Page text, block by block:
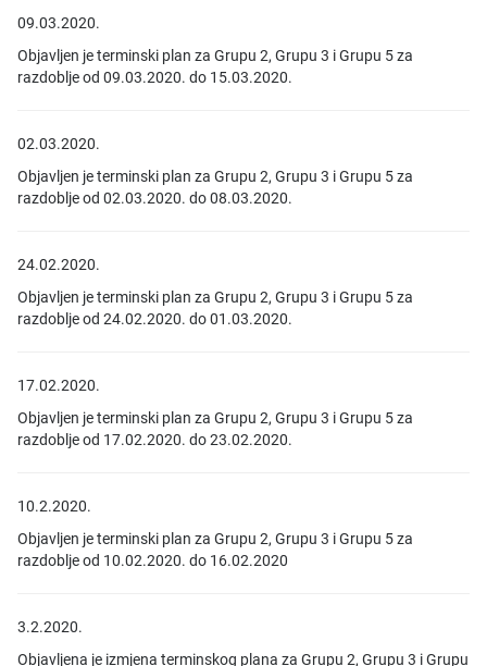
09.03.2020.
Objavljen je terminski plan za Grupu 2, Grupu 3 i Grupu 5 za
razdoblje od 09.03.2020. do 15.03.2020.
02.03.2020.
Objavljen je terminski plan za Grupu 2, Grupu 3 i Grupu 5 za
razdoblje od 02.03.2020. do 08.03.2020.
24.02.2020.
Objavljen je terminski plan za Grupu 2, Grupu 3 i Grupu 5 za
razdoblje od 24.02.2020. do 01.03.2020.
17.02.2020.
Objavljen je terminski plan za Grupu 2, Grupu 3 i Grupu 5 za
razdoblje od 17.02.2020. do 23.02.2020.
10.2.2020.
Objavljen je terminski plan za Grupu 2, Grupu 3 i Grupu 5 za
razdoblje od 10.02.2020. do 16.02.2020
3.2.2020.
Objavljena je izmjena terminskog plana za Grupu 2, Grupu 3 i Grupu